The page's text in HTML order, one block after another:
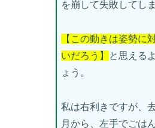
を崩して失敗してし
【この動きは姿勢に
いだろう】
と思える
ょう。
私は右利きですが、
月から、左手でごは